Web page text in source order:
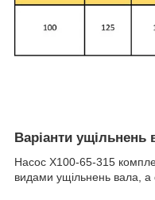
Варіанти ущільнень
Насос Х100-65-315
видами ущільнень вала, а